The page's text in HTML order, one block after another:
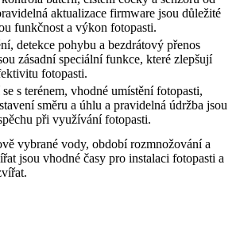
aktualizace firmware jsou důležité
funkčnost a výkon fotopasti.
detekce pohybu a bezdrátový přenos
zásadní speciální funkce, které zlepšují
fotopasti.
se s terénem, vhodné umístění fotopasti,
směru a úhlu a pravidelná údržba jsou
při využívání fotopasti.
vybrané vody, období rozmnožování a
jsou vhodné časy pro instalaci fotopasti a